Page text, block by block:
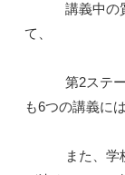
講義中の質
て、
第2ステージ
も6つの講義に
また、学校